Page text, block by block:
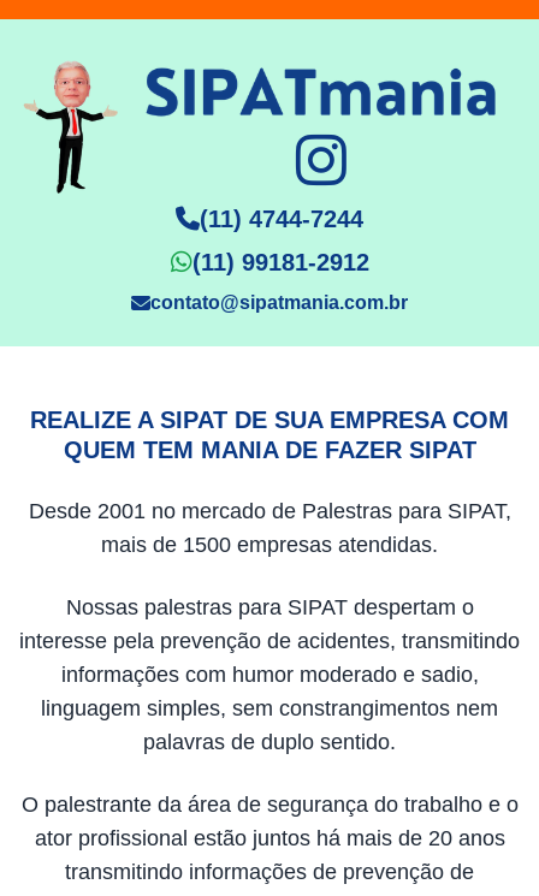
(11) 4744-7244
(11) 99181-2912
contato@sipatmania.com.br
REALIZE A SIPAT DE SUA EMPRESA COM
QUEM TEM MANIA DE FAZER SIPAT
Desde 2001 no mercado de Palestras para SIPAT,
mais de 1500 empresas atendidas.
Nossas palestras para SIPAT despertam o
interesse pela prevenção de acidentes, transmitindo
informações com humor moderado e sadio,
linguagem simples, sem constrangimentos nem
palavras de duplo sentido.
O palestrante da área de segurança do trabalho e o
ator profissional estão juntos há mais de 20 anos
transmitindo informações de prevenção de